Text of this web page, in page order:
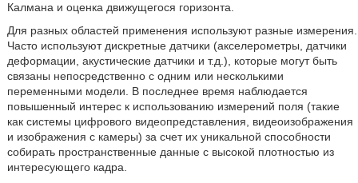
Калмана и оценка движущегося горизонта.
Для разных областей применения используют разные измерения.
Часто используют дискретные датчики (акселерометры, датчики
деформации, акустические датчики и т.д.), которые могут быть
связаны непосредственно с одним или несколькими
переменными модели. В последнее время наблюдается
повышенный интерес к использованию измерений поля (такие
как системы цифрового видеопредставления, видеоизображения
и изображения с камеры) за счет их уникальной способности
собирать пространственные данные с высокой плотностью из
интересующего кадра.